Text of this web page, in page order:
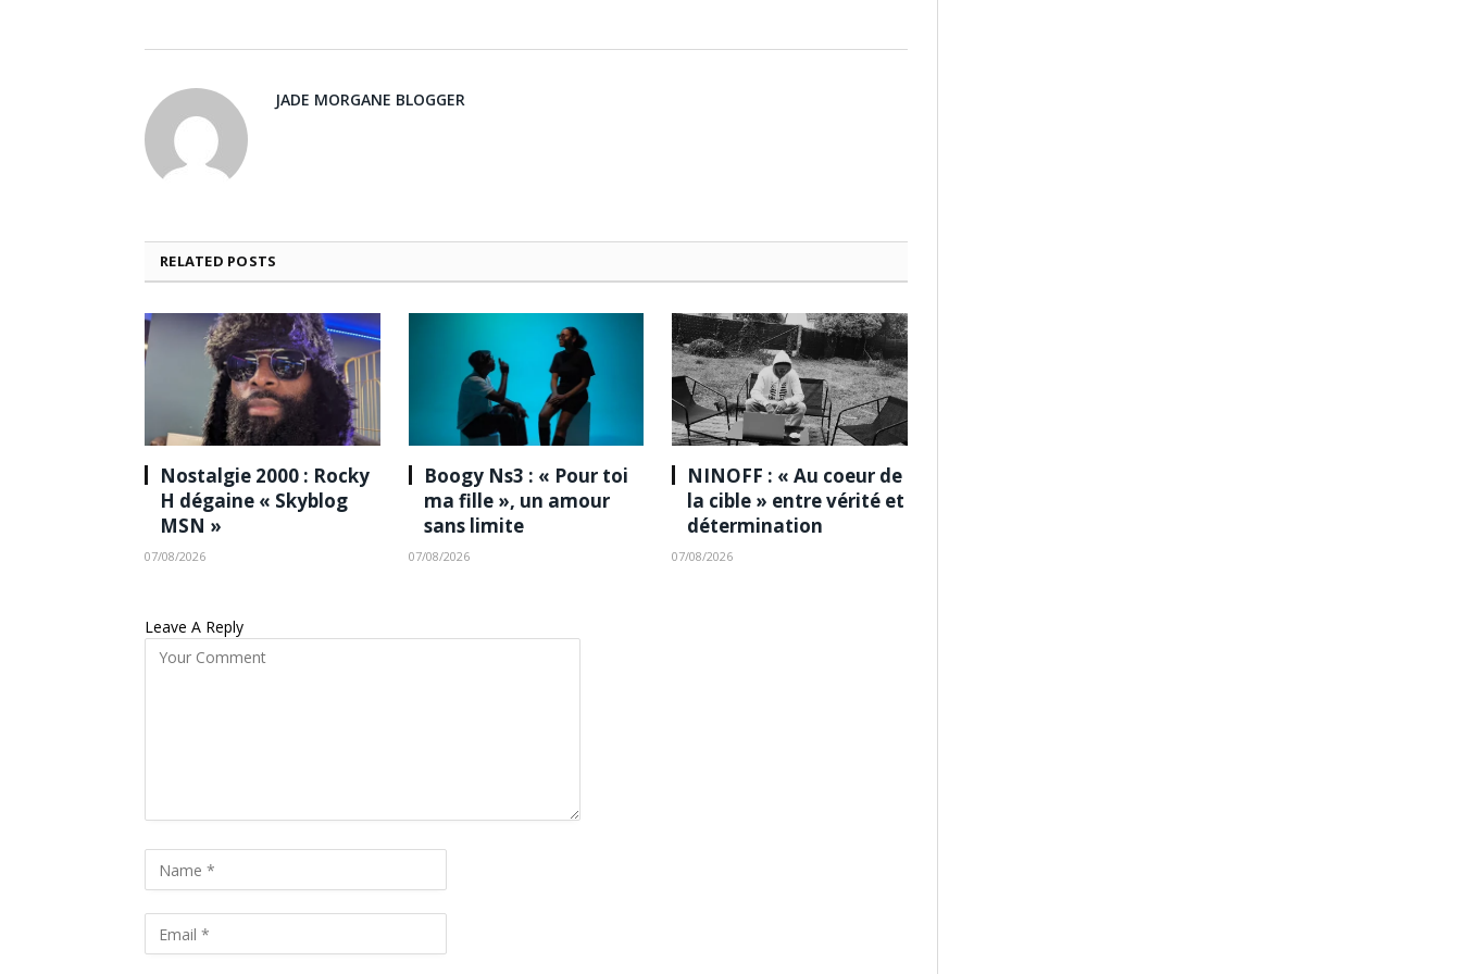
JADE MORGANE BLOGGER
RELATED POSTS
Nostalgie 2000 : Rocky
H dégaine « Skyblog
MSN »
07/08/2026
Boogy Ns3 : « Pour toi
ma fille », un amour
sans limite
07/08/2026
NINOFF : « Au coeur de
la cible » entre vérité et
détermination
07/08/2026
Leave A Reply